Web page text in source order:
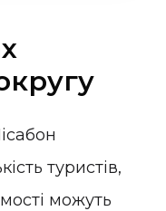
туристів,
можуть